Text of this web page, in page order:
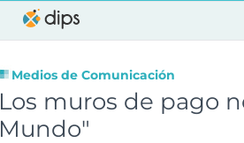
Medios de Comunicación
Los muros de pago
Mundo"